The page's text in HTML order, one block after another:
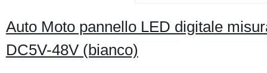
Auto Moto pannello LED digitale
DC5V-48V (bianco)